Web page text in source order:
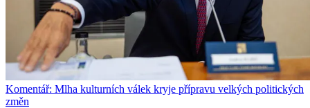
Komentář: Mlha kulturních válek kryje přípravu velkých politických
změn